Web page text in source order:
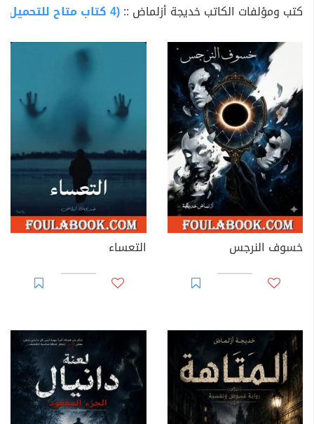
كتب ومؤلفات الكاتب خديجة أزلماض ::(4 كتاب متاح للتحميل)
خسوف النرجس التعساء